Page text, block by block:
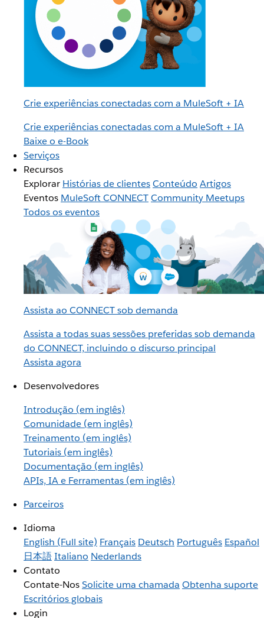
Crie experiências conectadas com a MuleSoft + IA
Crie experiências conectadas com a MuleSoft + IA
Baixe o e-Book
Serviços
Recursos
Explorar Histórias de clientesConteúdo Artigos
Eventos MuleSoft CONNECTCommunity Meetups
Todos os eventos
Assista ao CONNECT sob demanda
Assista a todas suas sessões preferidas sob demanda
do CONNECT, incluindo o discurso principal
Assista agora
Desenvolvedores
Introdução (em inglês)
Comunidade (em inglês)
Treinamento (em inglês)
Tutoriais (em inglês)
Documentação (em inglês)
APIs, IA e Ferramentas (em inglês)
Parceiros
Idioma
English (Full site) Français Deutsch Português Español
日本語Italiano Nederlands
Contato
Contate-NosSolicite uma chamada Obtenha suporte
Escritórios globais
Login